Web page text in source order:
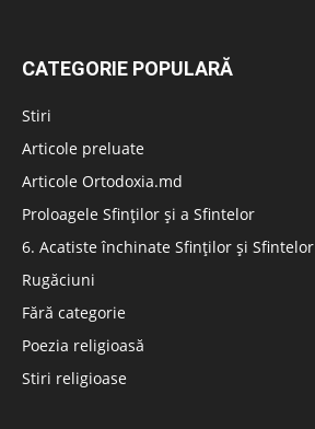
CATEGORIE POPULARĂ
Stiri
Articole preluate
Articole Ortodoxia.md
Proloagele Sfinților și a Sfintelor
6. Acatiste închinate Sfinților și Sfintelor
Rugăciuni
Fără categorie
Poezia religioasă
Stiri religioase